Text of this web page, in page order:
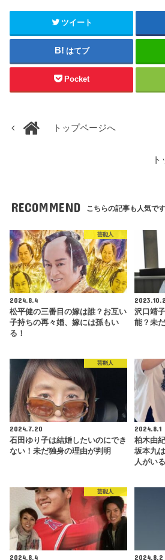
ツイート
はてブ
Pocket
トップページへ
RECOMMEND こちらの記事も人気です
芸能人
2024.8.4
松平健の三番目の嫁は誰？お互い
子持ちの再々婚、嫁には孫もい
る！
沢口靖
能？未
芸能人
2024.7.20
石田ゆり子は結婚したいのにでき
ない！未だ独身の理由が判明
2024.8.1
柏木由
坂本九
人がい
芸能人
2024.8.4
2024.8.2